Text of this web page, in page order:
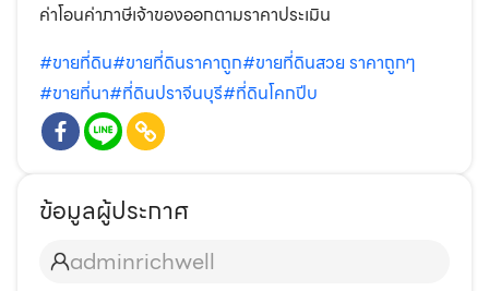
ค่าโอนค่าภาษีเจ้าของออกตามราคาประเมิน
#ขายที่ดิน#ขายที่ดินราคาถูก#ขายที่ดินสวย ราคาถูกๆ
#ขายที่นา#ที่ดินปราจีนบุรี#ที่ดินโคกปีบ
ข้อมูลผู้ประกาศ
adminrichwell